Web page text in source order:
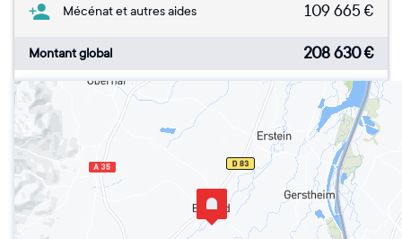
Mécénat et autres aides 109 665 €
Montant global 208 630€